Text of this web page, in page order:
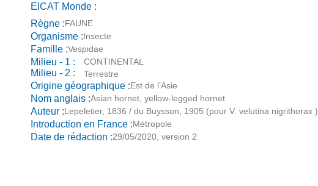
EICAT Monde :
Règne :FAUNE
Organisme :Insecte
Famille :Vespidae
Milieu - 1 : CONTINENTAL
Milieu - 2 : Terrestre
Origine géographique :Est de l’Asie
Nom anglais :Asian hornet, yellow-legged hornet
Auteur :Lepeletier, 1836 / du Buysson, 1905 (pour V. velutina nigrithorax )
Introduction en France :Métropole
Date de rédaction :29/05/2020, version 2